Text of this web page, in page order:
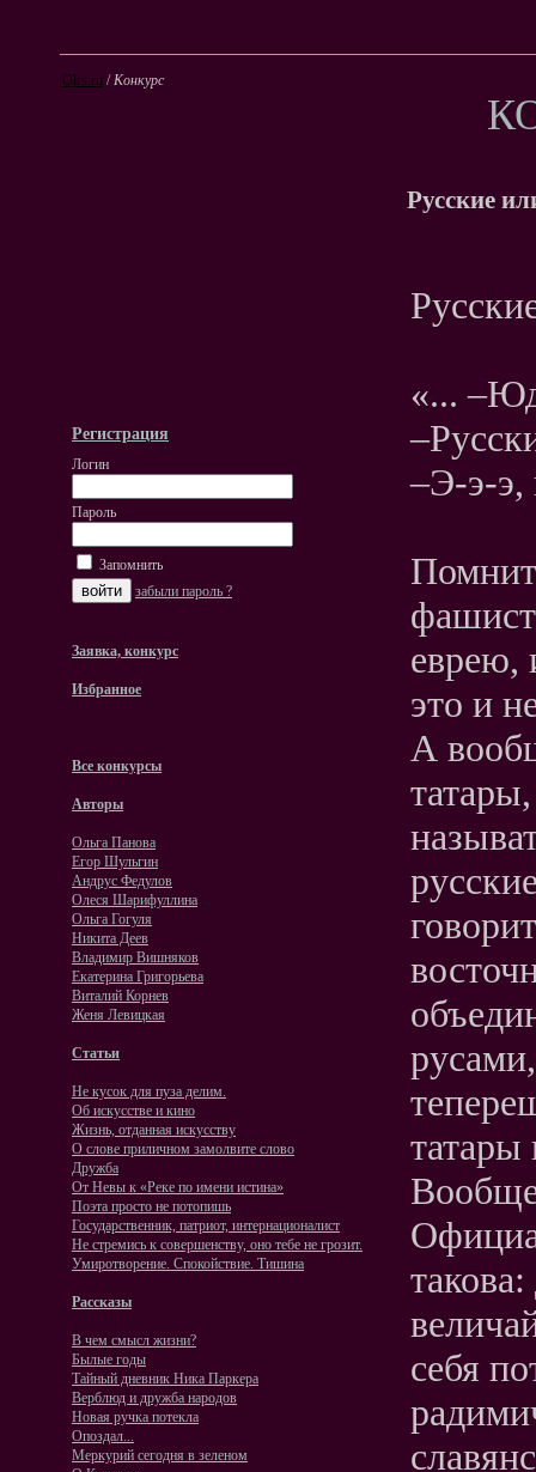
Olrs.ru /Конкурс
Регистрация
Логин
Пароль
Запомнить
забыли пароль ?
Заявка, конкурс
Избранное
Все конкурсы
Авторы
Ольга Панова
Егор Шульгин
Андрус Федулов
Олеся Шарифуллина
Ольга Гогуля
Никита Деев
Владимир Вишняков
Екатерина Григорьева
Виталий Корнев
Женя Левицкая
Статьи
Не кусок для пуза делим.
Об искусстве и кино
Жизнь, отданная искусству
О слове приличном замолвите слово
Дружба
От Невы к «Реке по имени истина»
Поэта просто не потопишь
Государственник, патриот, интернационалист
Не стремись к совершенству, оно тебе не грозит.
Умиротворение. Спокойствие. Тишина
Рассказы
В чем смысл жизни?
Былые годы
Тайный дневник Ника Паркера
Верблюд и дружба народов
Новая ручка потекла
Опоздал...
Меркурий сегодня в зеленом
Русские
«...
–Э-э-
еврею,
это и
А
себя